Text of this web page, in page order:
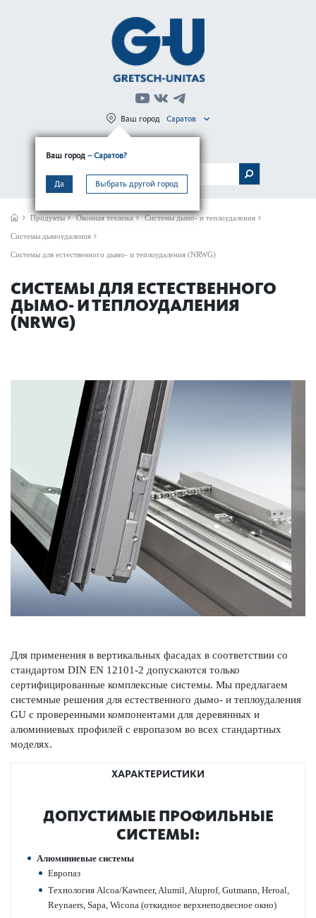
Ваш город – Саратов?
Да Выбрать другой город
Ваш город Саратов
МЕНЮ
Продукты Оконная техника Системы дымо- и теплоудаления
Системы дымоудаления
Системы для естественного дымо- и теплоудаления (NRWG)
СИСТЕМЫ ДЛЯ ЕСТЕСТВЕННОГО
ДЫМО- И ТЕПЛОУДАЛЕНИЯ
(NRWG)
Для применения в вертик­альных фасадах в соотв­е­тствии со
стандартом DIN EN 12101-2 допус­ка­ются только
сертифицированные комплексные сис­темы. Мы предлагаем
сис­темные решения для естес­твенного дымо- и теплоуда­л­ения
GU с провер­енными компонентами для дер­евянных и
алюминиевых профилей с евр­опазом во всех стандартных
моделях.
ХАРАКТЕРИСТИКИ
ДОПУ­СТ­ИМЫЕ ПРОФИЛЬНЫЕ
СИС­ТЕМЫ:
Алюминиевые сис­темы
Евр­опаз
Технол­огия Alcoa/Kawneer, Alumil, Aluprof, Gutmann, Heroal,
Reynaers, Sapa, Wicona (откидное верхнепо­д­в­есное окно)